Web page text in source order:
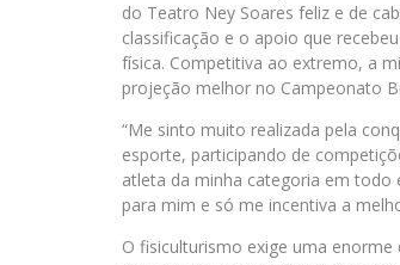
do Teatro Ney Soares feliz e de
classificação e o apoio que
física. Competitiva ao extremo, a
projeção melhor no Campeonato
“Me sinto muito realizada pela
esporte, participando de
atleta da minha categoria em todo
para mim e só me incentiva a
O fisiculturismo exige uma